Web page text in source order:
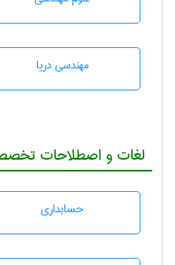
مهندسی دریا
لغات و اصطلاحات
حسابداری